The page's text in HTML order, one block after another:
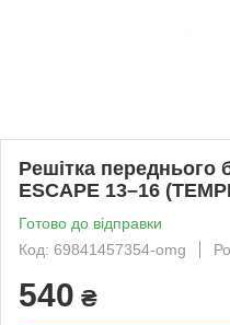
Решітка переднього
ESCAPE 13–16
Готово до відправки
Код: 69841457354-omg
540 ₴